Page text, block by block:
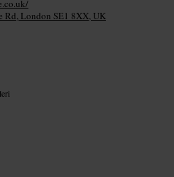
Rd, London SE1 8XX, UK